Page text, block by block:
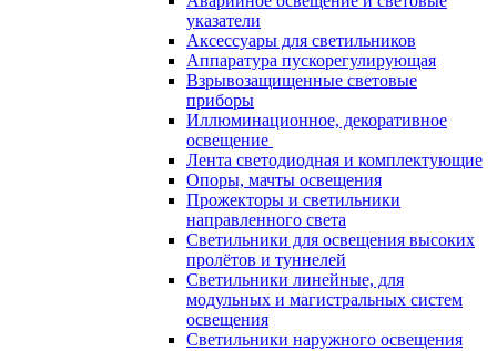
указатели
Аксессуары для светильников
Аппаратура пускорегулирующая
Взрывозащищенные световые
приборы
Иллюминационное, декоративное
освещение
Лента светодиодная и комплектующие
Опоры, мачты освещения
Прожекторы и светильники
направленного света
Светильники для освещения высоких
пролётов и туннелей
Светильники линейные, для
модульных и магистральных систем
освещения
Светильники наружного освещения